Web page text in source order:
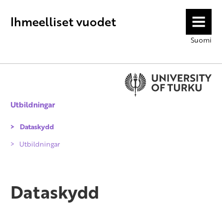
Ihmeelliset vuodet MENU
Suomi
Utbildningar
Dataskydd
Utbildningar
Dataskydd